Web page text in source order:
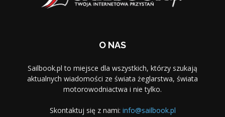
O NAS
Sailbook.pl to miejsce dla wszystkich, którzy szukają
aktualnych wiadomości ze świata żeglarstwa, świata
motorowodniactwa i nie tylko.
Skontaktuj się z nami: info@sailbook.pl